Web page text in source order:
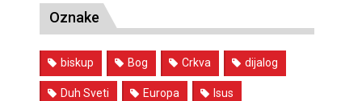
Oznake
biskup Bog Crkva dijalog
Duh Sveti Europa Isus